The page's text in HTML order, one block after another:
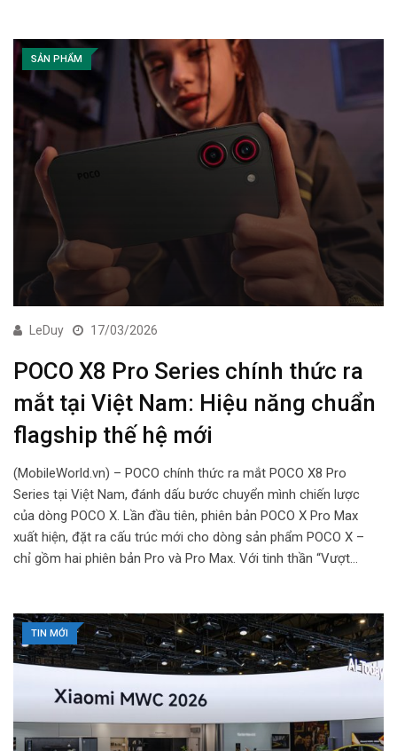
SẢN PHẨM
LeDuy 17/03/2026
POCO X8 Pro Series chính thức ra
mắt tại Việt Nam: Hiệu năng chuẩn
flagship thế hệ mới
(MobileWorld.vn) – POCO chính thức ra mắt POCO X8 Pro
Series tại Việt Nam, đánh dấu bước chuyển mình chiến lược
của dòng POCO X. Lần đầu tiên, phiên bản POCO X Pro Max
xuất hiện, đặt ra cấu trúc mới cho dòng sản phẩm POCO X –
chỉ gồm hai phiên bản Pro và Pro Max. Với tinh thần “Vượt…
TIN MỚI